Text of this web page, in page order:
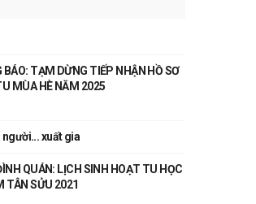
BÁO: TẠM DỪNG TIẾP NHẬN HỒ SƠ
MÙA HÈ NĂM 2025
người... xuất gia
QUÁN: LỊCH SINH HOẠT TU HỌC
TÂN SỬU 2021